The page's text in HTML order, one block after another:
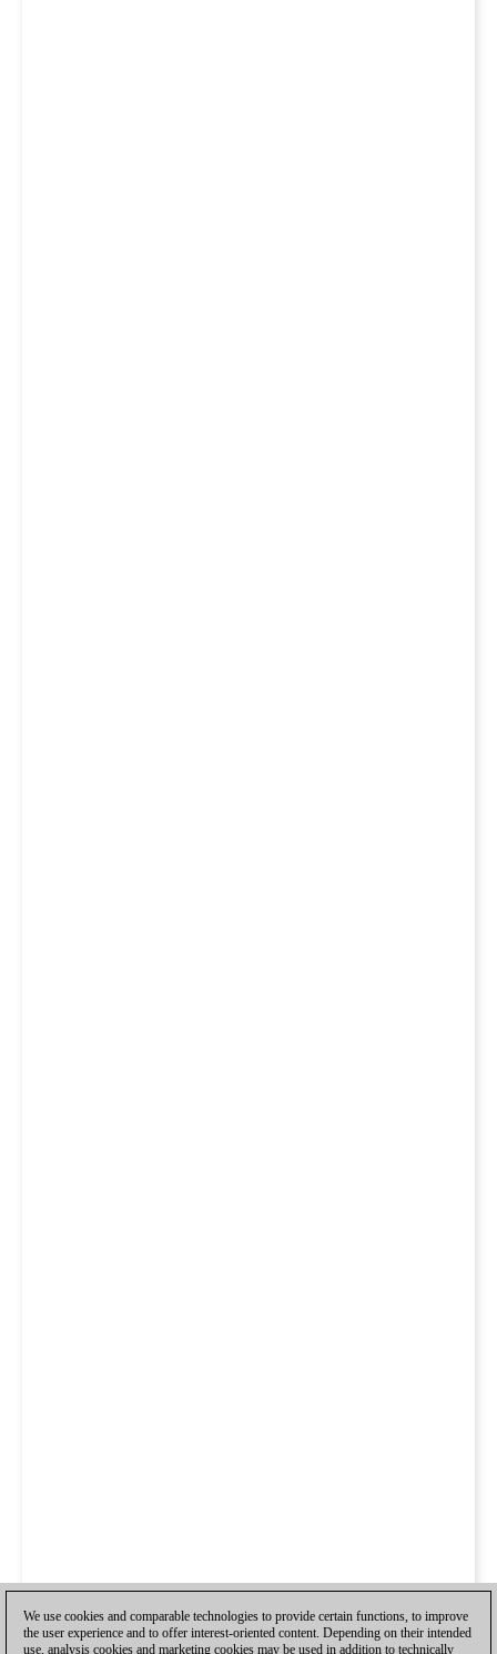
We use cookies and comparable technologies to provide certain functions, to improve
the user experience and to offer interest-oriented content. Depending on their intended
use, analysis cookies and marketing cookies may be used in addition to technically